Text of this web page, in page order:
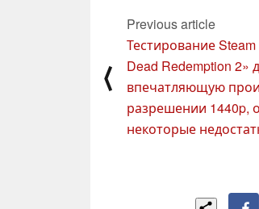
⟨
Previous article
Тестирование
Dead Redemption 2»
впечатляющую
разрешении 1440p,
некоторые